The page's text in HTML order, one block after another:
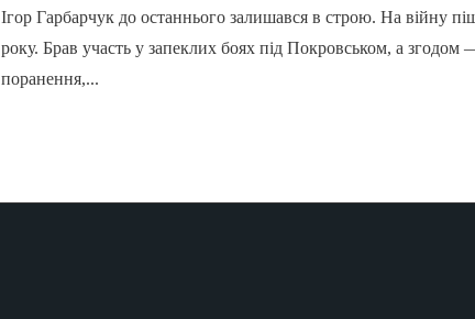
Ігор Гарбарчук до останнього залишався в строю. На війну
року. Брав участь у запеклих боях під Покровськом, а
поранення,...